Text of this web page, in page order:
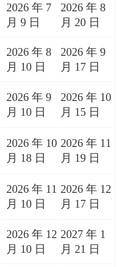
2026 年 7
月 9 日
2026 年 8
月 20 日
2026 年 8
月 10 日
2026 年 9
月 17 日
2026 年 9
月 10 日
2026 年 10
月 15 日
2026 年 10
月 18 日
2026 年 11
月 19 日
2026 年 11
月 10 日
2026 年 12
月 17 日
2026 年 12
月 10 日
2027 年 1
月 21 日